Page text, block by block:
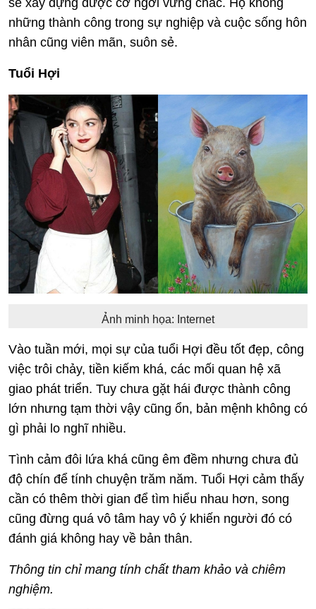
những thành công trong sự nghiệp và cuộc sống hôn
nhân cũng viên mãn, suôn sẻ.
Tuổi Hợi
Ảnh minh họa: Internet
Vào tuần mới, mọi sự của tuổi Hợi đều tốt đẹp, công
việc trôi chảy, tiền kiếm khá, các mối quan hệ xã
giao phát triển. Tuy chưa gặt hái được thành công
lớn nhưng tạm thời vậy cũng ổn, bản mệnh không có
gì phải lo nghĩ nhiều.
Tình cảm đôi lứa khá cũng êm đềm nhưng chưa đủ
độ chín để tính chuyện trăm năm. Tuổi Hợi cảm thấy
cần có thêm thời gian để tìm hiểu nhau hơn, song
cũng đừng quá vô tâm hay vô ý khiến người đó có
đánh giá không hay về bản thân.
Thông tin chỉ mang tính chất tham khảo và chiêm
nghiệm.